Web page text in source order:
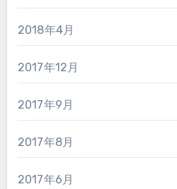
2018年4月
2017年12月
2017年9月
2017年8月
2017年6月